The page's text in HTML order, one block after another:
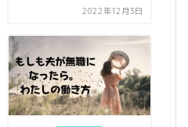
2022年12月3日